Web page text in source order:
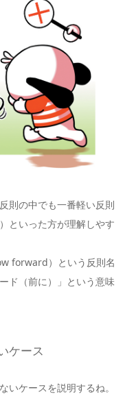
則の中でも一番軽い反則
といった方が理解しやす
forward）という反則名
ド（前に）」という意味
ケース
いケースを説明するね。